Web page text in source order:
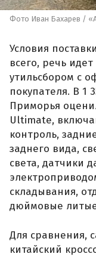
Фото Иван Бахарев /
Условия
всего, речь
утильсбором с
покупателя. В 1
Приморья
Ultimate,
контроль,
заднего вида,
света, датчики
складывания,
дюймовые
Для сравнения,
китайский